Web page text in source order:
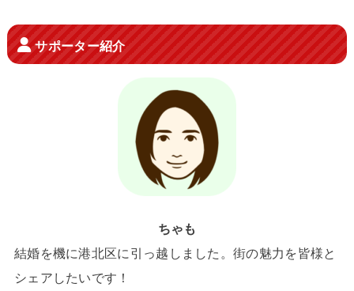
サポーター紹介
ちゃも
結婚を機に港北区に引っ越しました。街の魅力を皆様と
シェアしたいです！